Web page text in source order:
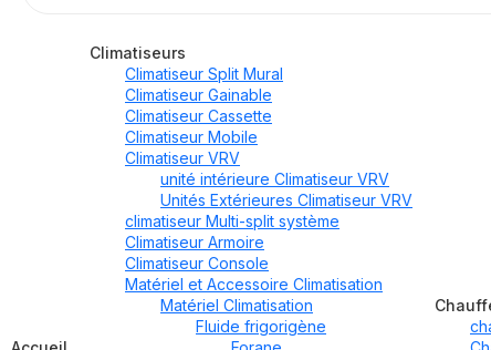
Climatiseurs
Climatiseur Split Mural
Climatiseur Gainable
Climatiseur Cassette
Climatiseur Mobile
Climatiseur VRV
unité intérieure Climatiseur VRV
Unités Extérieures Climatiseur VRV
climatiseur Multi-split système
Climatiseur Armoire
Climatiseur Console
Matériel et Accessoire Climatisation
Matériel Climatisation
Fluide frigorigène